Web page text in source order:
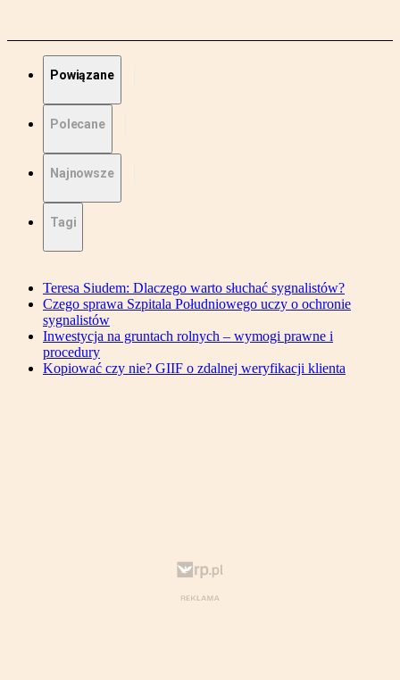
Powiązane
Polecane
Najnowsze
Tagi
Teresa Siudem: Dlaczego warto słuchać sygnalistów?
Czego sprawa Szpitala Południowego uczy o ochronie
sygnalistów
Inwestycja na gruntach rolnych – wymogi prawne i
procedury
Kopiować czy nie? GIIF o zdalnej weryfikacji klienta